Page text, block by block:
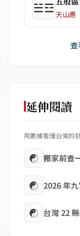
☱☲ 天山遯
延伸閱讀
用數據看懂台灣的
☯ 搬家前查
☯ 2026 年
☯ 台灣 22